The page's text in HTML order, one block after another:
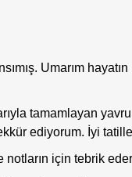
Umarım
tamamlayan
ediyorum. İyi
notların için tebrik